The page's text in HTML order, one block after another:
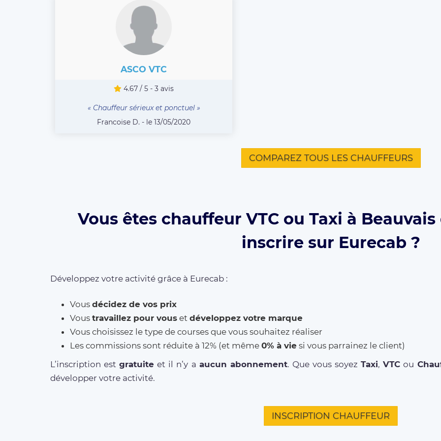
ASCO VTC
4.67 / 5 - 3 avis
« Chauffeur sérieux et ponctuel »
Francoise D. - le 13/05/2020
COMPAREZ TOUS LES CHAUFFEURS
Vous êtes chauffeur VTC ou Taxi à
inscrire sur Eurecab ?
Développez votre activité grâce à Eurecab :
Vous décidez de vos prix
Vous travaillez pour vous et développez votre marque
Vous choisissez le type de courses que vous souhaitez réaliser
Les commissions sont réduite à 12% (et même 0% à vie si vous parrainez le client)
L’inscription estgratuite et il n’y a aucun abonnement. Que vous soyezTaxi,VTC ou
développer votre activité.
INSCRIPTION CHAUFFEUR